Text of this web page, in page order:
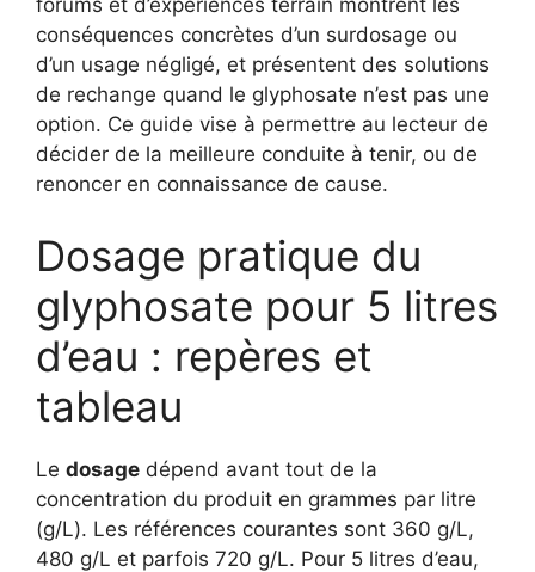
forums et d’expériences terrain montrent les
conséquences concrètes d’un surdosage ou
d’un usage négligé, et présentent des solutions
de rechange quand le glyphosate n’est pas une
option. Ce guide vise à permettre au lecteur de
décider de la meilleure conduite à tenir, ou de
renoncer en connaissance de cause.
Dosage pratique du
glyphosate pour 5 litres
d’eau : repères et
tableau
Le dosage dépend avant tout de la
concentration du produit en grammes par litre
(g/L). Les références courantes sont 360 g/L,
480 g/L et parfois 720 g/L. Pour 5 litres d’eau,